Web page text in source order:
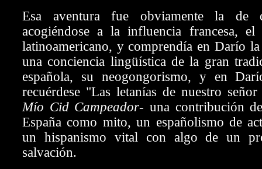
Esa aventura fue obviamente la de
acogiéndose a la influencia francesa, el
latinoamericano, y comprendía en Darío
una conciencia lingüística de la gran
española, su neogongorismo, y en
recuérdese "Las letanías de nuestro
Mío Cid Campeador- una contribución
España como mito, un españolismo de
un hispanismo vital con algo de un
salvación.